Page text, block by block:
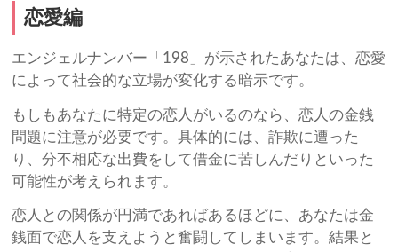
恋愛編
エンジェルナンバー「198」が示されたあなたは、恋愛
によって社会的な立場が変化する暗示です。
もしもあなたに特定の恋人がいるのなら、恋人の金銭
問題に注意が必要です。具体的には、詐欺に遭った
り、分不相応な出費をして借金に苦しんだりといった
可能性が考えられます。
恋人との関係が円満であればあるほどに、あなたは金
銭面で恋人を支えようと奮闘してしまいます。結果と